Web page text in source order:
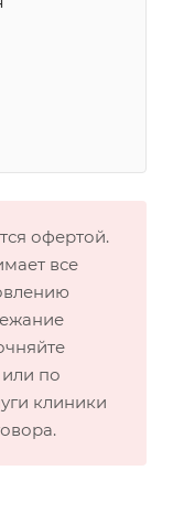
офертой.
все
или по
клиники